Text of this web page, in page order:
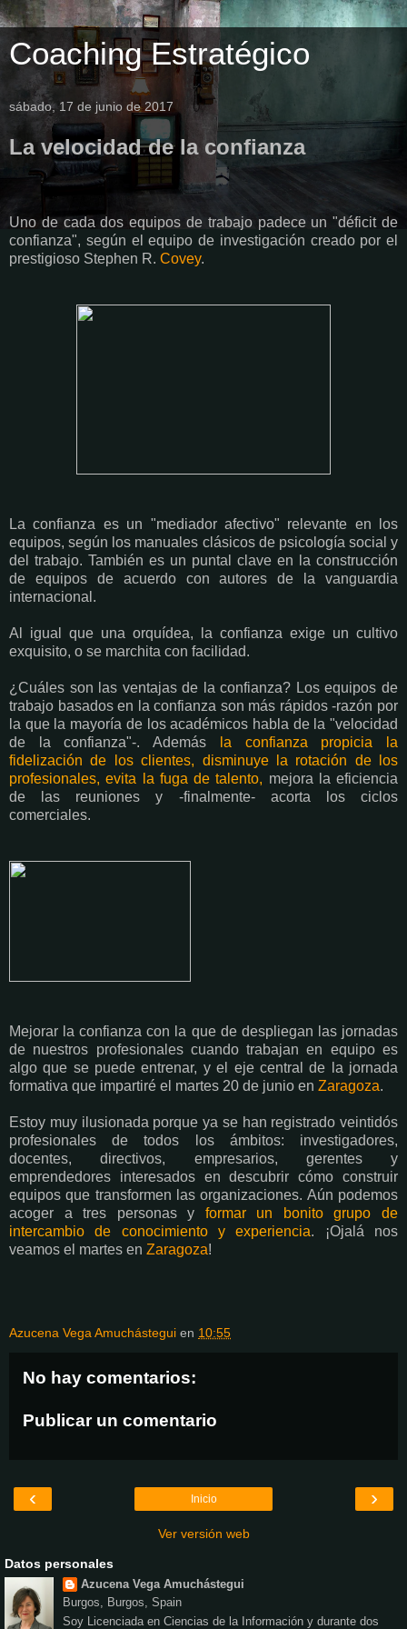
Coaching Estratégico
sábado, 17 de junio de 2017
La velocidad de la confianza
Uno de cada dos equipos de trabajo padece un "déficit de
confianza", según el equipo de investigación creado por el
prestigioso Stephen R. Covey.
La confianza es un "mediador afectivo" relevante en los
equipos, según los manuales clásicos de psicología social y
del trabajo. También es un puntal clave en la construcción
de equipos de acuerdo con autores de la vanguardia
internacional.
Al igual que una orquídea, la confianza exige un cultivo
exquisito, o se marchita con facilidad.
¿Cuáles son las ventajas de la confianza? Los equipos de
trabajo basados en la confianza son más rápidos -razón por
la que la mayoría de los académicos habla de la "velocidad
de la confianza"-. Además
la confianza propicia la
fidelización de los clientes, disminuye la rotación de los
profesionales, evita la fuga de talento, mejora la eficiencia
de las reuniones y -finalmente- acorta los ciclos
comerciales.
Mejorar la confianza con la que de despliegan las jornadas
de nuestros profesionales cuando trabajan en equipo es
algo que se puede entrenar, y el eje central de la jornada
formativa que impartiré el martes 20 de junio en Zaragoza.
Estoy muy ilusionada porque ya se han registrado veintidós
profesionales de todos los ámbitos: investigadores,
docentes, directivos, empresarios, gerentes y
emprendedores interesados en descubrir cómo construir
equipos que transformen las organizaciones. Aún podemos
acoger a tres personas y formar un bonito grupo de
intercambio de conocimiento y experiencia. ¡Ojalá nos
veamos el martes en Zaragoza!
Azucena Vega Amuchástegui en 10:55
No hay comentarios:
Publicar un comentario
‹ ›
Inicio
Ver versión web
Datos personales
Azucena Vega Amuchástegui
Burgos, Burgos, Spain
Soy Licenciada en Ciencias de la Información y durante dos